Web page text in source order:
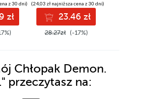
z 30 dni)
zł
(24,03 zł najniższa cena z 30 dni)
23.46 zł
28.27zł (-17%)
Chłopak Demon.
przeczytasz na: